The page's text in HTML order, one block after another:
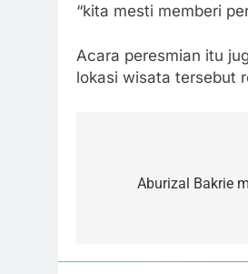
“kita mesti memberi
Acara peresmian itu
lokasi wisata tersebut
Aburizal Bakrie